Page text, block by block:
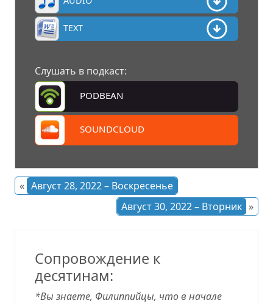
TEXT
Слушать в подкаст:
PODBEAN
SOUNDCLOUD
« Август 28, 2022 – Воскресенье
Август 30, 2022 – Вторник »
Сопровождение к
десятинам:
*Вы знаете, Филиппийцы, что в начале